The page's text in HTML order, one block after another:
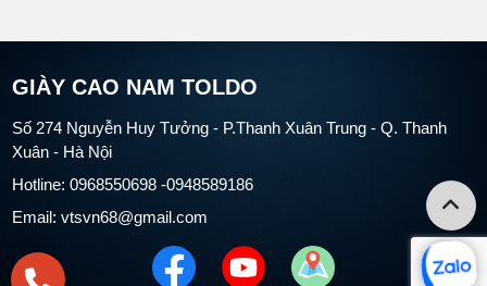
GIÀY CAO NAM TOLDO
Số 274 Nguyễn Huy Tưởng - P.Thanh Xuân Trung - Q. Thanh
Xuân - Hà Nội
Hotline: 0968550698 -0948589186
Email: vtsvn68@gmail.com